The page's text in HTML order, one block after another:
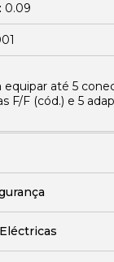
0.09
equipar até 5
F/F (cód.) e 5